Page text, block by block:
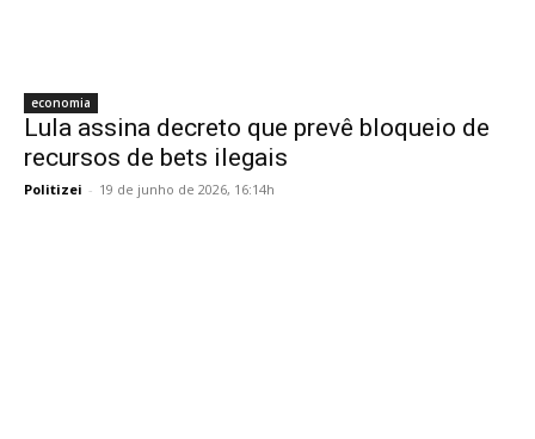
economia
Lula assina decreto que prevê bloqueio de
recursos de bets ilegais
Politizei - 19 de junho de 2026, 16:14h